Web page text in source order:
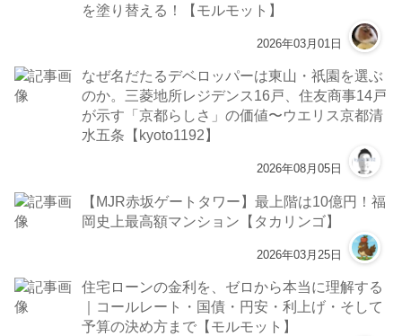
を塗り替える！【モルモット】
2026年03月01日
なぜ名だたるデベロッパーは東山・祇園を選ぶ
のか。三菱地所レジデンス16戸、住友商事14戸
が示す「京都らしさ」の価値〜ウエリス京都清
水五条【kyoto1192】
2026年08月05日
【MJR赤坂ゲートタワー】最上階は10億円！福
岡史上最高額マンション【タカリンゴ】
2026年03月25日
住宅ローンの金利を、ゼロから本当に理解する
｜コールレート・国債・円安・利上げ・そして
予算の決め方まで【モルモット】